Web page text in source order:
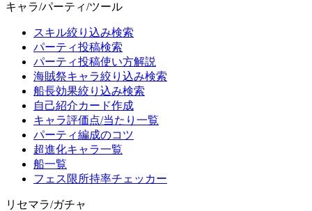
キャラ/パーティ/ツール
スキル絞り込み検索
パーティ投稿検索
パーティ投稿使い方解説
海賊祭キャラ絞り込み検索
船長効果絞り込み検索
自己紹介カード作成
キャラ評価点/当たり一覧
パーティ編成のコツ
超進化キャラ一覧
船一覧
フェス限所持率チェッカー
リセマラ/ガチャ